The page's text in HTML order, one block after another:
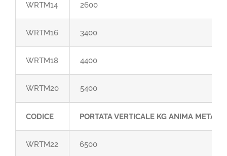
WRTM14 2600
WRTM16 3400
WRTM18 4400
WRTM20 5400
CODICE PORTATA VERTICALE KG ANIMA
WRTM22 6500